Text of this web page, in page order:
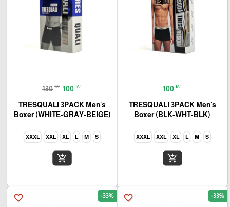
100 ₪
TRESQUALI 3PACK Men's
Boxer (BLK-WHT-BLK)
S
M
L
XL
XXL
XXXL
add_shopping_cart
130 ₪ 100 ₪
TRESQUALI 3PACK Men's
Boxer (WHITE-GRAY-BEIGE)
S
M
L
XL
XXL
XXXL
add_shopping_cart
favorite_border -33%
favorite_border -33%